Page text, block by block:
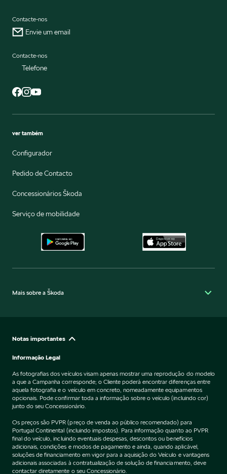
Contacte-nos
Envie um email
Contacte-nos
Telefone
ver também
Configurador
Pedido de Contacto
Concessionários Škoda
Serviço de mobilidade
Mais sobre a Škoda
Notas importantes
Informação Legal
As fotografias dos veículos visam apenas mostrar uma reprodução do modelo
a que a Campanha corresponde; o Cliente poderá encontrar diferenças entre
aquela fotografia e o veículo em concreto, nomeadamente equipamentos
opcionais. Pode confirmar toda a informação sobre o veículo (incluindo cor)
junto do seu Concessionário.
Os preços são PVPR (preço de venda ao público recomendado) para
Portugal Continental (incluindo impostos). Para informação quanto ao PVPR
final do veículo, incluindo eventuais despesas, descontos ou benefícios
adicionais, condições e modos de pagamento e ainda, quando aplicável,
soluções de financiamento em vigor para a aquisição do Veículo e vantagens
adicionais associadas à contratualização de solução de financiamento, deve
contactar diretamente o seu Concessionário.